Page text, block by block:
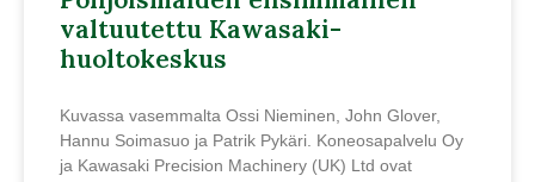
valtuutettu Kawasaki-
huoltokeskus
Kuvassa vasemmalta Ossi Nieminen, John Glover,
Hannu Soimasuo ja Patrik Pykäri. Koneosapalvelu Oy
ja Kawasaki Precision Machinery (UK) Ltd ovat